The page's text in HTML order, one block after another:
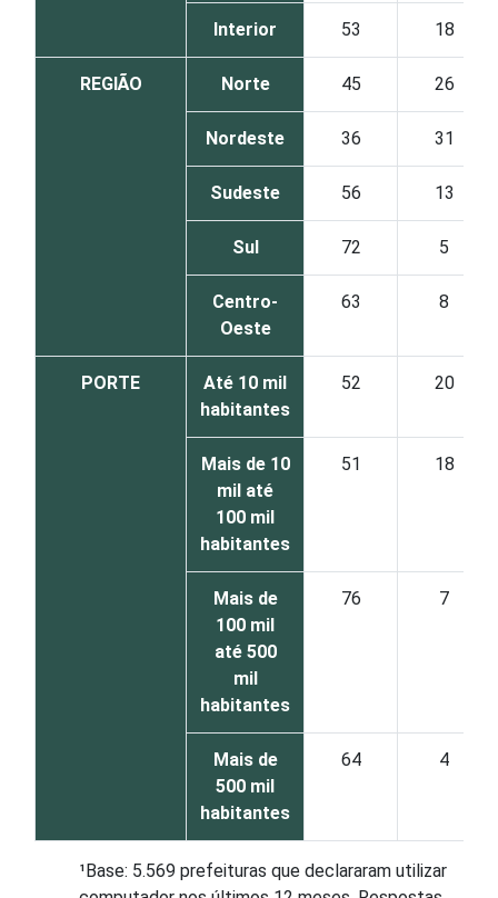
Interior 53 18
REGIÃO Norte 45 26
Nordeste 36 31
Sudeste 56 13
Sul 72 5
Centro-
Oeste
63 8
PORTE
Até 10 mil
habitantes
52 20
Mais de 10
mil até
100 mil
habitantes
51 18
Mais de
100 mil
até 500
mil
habitantes
76 7
Mais de
500 mil
habitantes
64 4
¹Base: 5.569 prefeituras que declararam utilizar